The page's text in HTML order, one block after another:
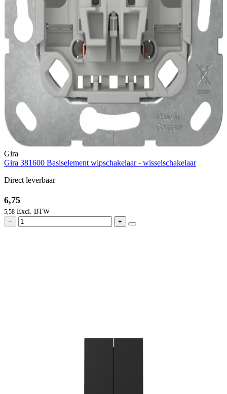
Gira
Gira 381600 Basiselement wipschakelaar - wisselschakelaar
Direct leverbaar
6,75
5,58
− +